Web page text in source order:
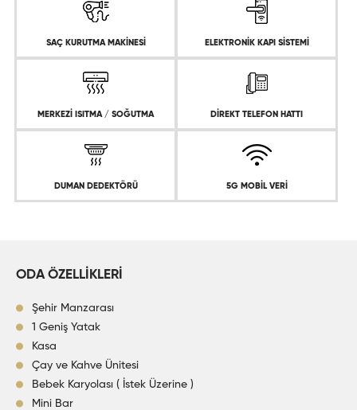
SAÇ KURUTMA MAKİNESİ ELEKTRONİK KAPI SİSTEMİ
MERKEZİ ISITMA / SOĞUTMA DİREKT TELEFON HATTI
DUMAN DEDEKTÖRÜ 5G MOBİL VERİ
ODA ÖZELLİKLERİ
Şehir Manzarası
1 Geniş Yatak
Kasa
Çay ve Kahve Ünitesi
Bebek Karyolası ( İstek Üzerine )
Mini Bar